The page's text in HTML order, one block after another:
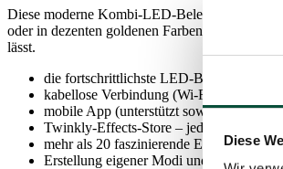
Diese
Diese moderne Kombi-LED-Beleuchtung
oder in dezenten goldenen Farben beleuchten
lässt.
die fortschrittlichste LED-Beleuchtung
kabellose Verbindung (Wi-Fi, Bluetooth)
mobile App (unterstützt sowohl Android
Twinkly-Effects-Store – jeden Monat
mehr als 20 faszinierende Effekte
Erstellung eigener Modi und Effekte in